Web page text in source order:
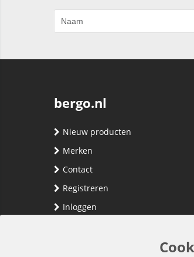
bergo.nl
Nieuw producten
Merken
Contact
Registreren
Inloggen